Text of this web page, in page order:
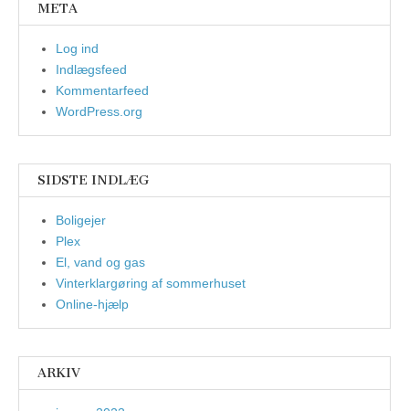
META
Log ind
Indlægsfeed
Kommentarfeed
WordPress.org
SIDSTE INDLÆG
Boligejer
Plex
El, vand og gas
Vinterklargøring af sommerhuset
Online-hjælp
ARKIV